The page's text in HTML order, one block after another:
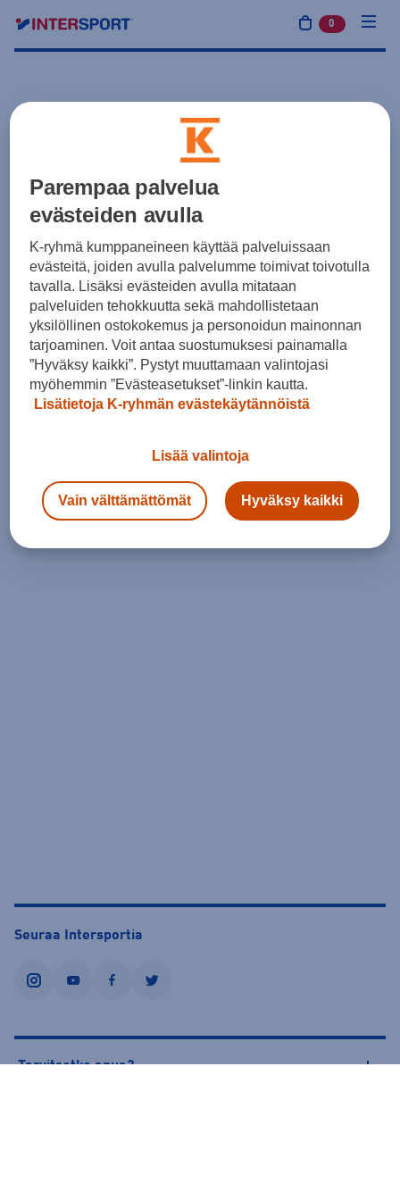
0 tuotetta
Seuraa Intersportia
instagramyoutubefacebooktwitter
Tarvitsetko apua?
Parempaa palvelua
evästeiden avulla
K-ryhmä kumppaneineen käyttää palveluissaan
evästeitä, joiden avulla palvelumme toimivat toivotulla
tavalla. Lisäksi evästeiden avulla mitataan
palveluiden tehokkuutta sekä mahdollistetaan
yksilöllinen ostokokemus ja personoidun mainonnan
tarjoaminen. Voit antaa suostumuksesi painamalla
”Hyväksy kaikki”. Pystyt muuttamaan valintojasi
myöhemmin ”Evästeasetukset”-linkin kautta.
Lisätietoja K-ryhmän evästekäytännöistä
Lisää valintoja
Vain välttämättömät Hyväksy kaikki